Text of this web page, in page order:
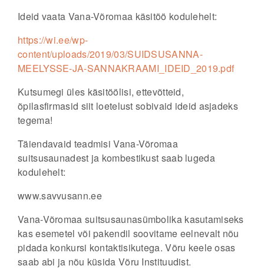
Ideid vaata Vana-Võromaa käsitöö kodulehelt:
https://wi.ee/wp-
content/uploads/2019/03/SUIDSUSANNA-
MEELYSSE-JA-SANNAKRAAMI_IDEID_2019.pdf
Kutsumegi üles käsitöölisi, ettevõtteid,
õpilasfirmasid siit loetelust sobivaid ideid asjadeks
tegema!
Täiendavaid teadmisi Vana-Võromaa
suitsusaunadest ja kombestikust saab lugeda
kodulehelt:
www.savvusann.ee
Vana-Võromaa suitsusaunasümbolika kasutamiseks
kas esemetel või pakendil soovitame eelnevalt nõu
pidada konkursi kontaktisikutega. Võru keele osas
saab abi ja nõu küsida Võru Instituudist.